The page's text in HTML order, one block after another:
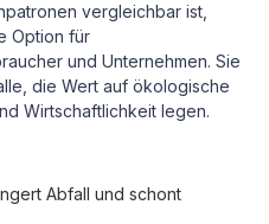
vergleichbar ist,
Option für
und Unternehmen. Sie
die Wert auf ökologische
Wirtschaftlichkeit legen.
Abfall und schont